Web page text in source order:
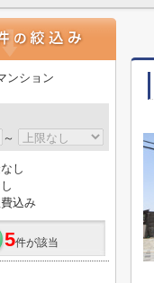
ンション
～
し
込み
5件が該当